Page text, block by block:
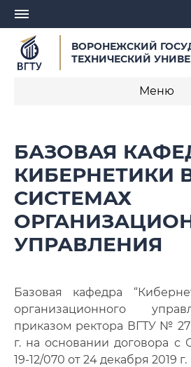
ВОРОНЕЖСКИЙ
ТЕХНИЧЕСКИЙ
Меню
Объявления
Образовательные
Расписание консультаций
Документы
Фотогалерея
БАЗОВАЯ
КИБЕРНЕТИКИ
СИСТЕМАХ
УПРАВЛЕНИЯ
Базовая кафедра
организационного
приказом ректора ВГТУ № 27
г. на основании договора
19-12/070 от 24 декабря 2019 г.